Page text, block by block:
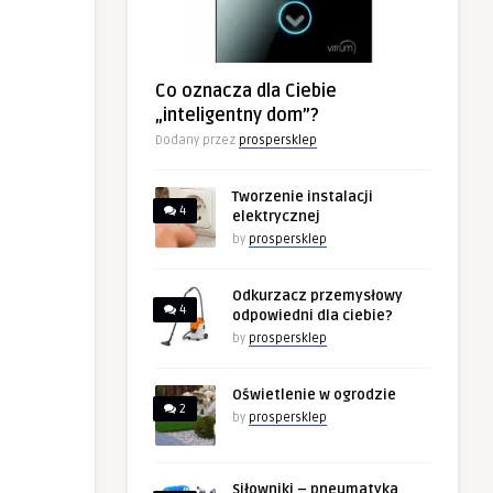
Co oznacza dla Ciebie
„inteligentny dom”?
Dodany przez prospersklep
4
Tworzenie instalacji
elektrycznej
by prospersklep
4
Odkurzacz przemysłowy
odpowiedni dla ciebie?
by prospersklep
2
Oświetlenie w ogrodzie
by prospersklep